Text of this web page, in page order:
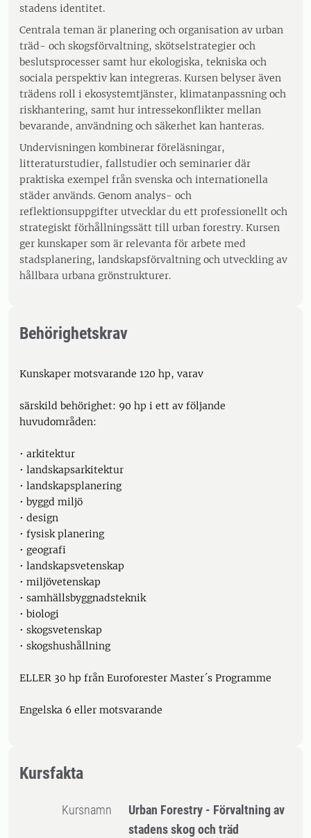
stadens identitet.
Centrala teman är planering och organisation av urban
träd- och skogsförvaltning, skötselstrategier och
beslutsprocesser samt hur ekologiska, tekniska och
sociala perspektiv kan integreras. Kursen belyser även
trädens roll i ekosystemtjänster, klimatanpassning och
riskhantering, samt hur intressekonflikter mellan
bevarande, användning och säkerhet kan hanteras.
Undervisningen kombinerar föreläsningar,
litteraturstudier, fallstudier och seminarier där
praktiska exempel från svenska och internationella
städer används. Genom analys- och
reflektionsuppgifter utvecklar du ett professionellt och
strategiskt förhållningssätt till urban forestry. Kursen
ger kunskaper som är relevanta för arbete med
stadsplanering, landskapsförvaltning och utveckling av
hållbara urbana grönstrukturer.
Behörighetskrav
Kunskaper motsvarande 120 hp, varav
särskild behörighet: 90 hp i ett av följande
huvudområden:
• arkitektur
• landskapsarkitektur
• landskapsplanering
• byggd miljö
• design
• fysisk planering
• geografi
• landskapsvetenskap
• miljövetenskap
• samhällsbyggnadsteknik
• biologi
• skogsvetenskap
• skogshushållning
ELLER 30 hp från Euroforester Master´s Programme
Engelska 6 eller motsvarande
Kursfakta
Kursnamn
Urban Forestry - Förvaltning av
stadens skog och träd